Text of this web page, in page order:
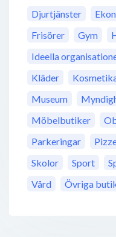
Djurtjänster
Frisörer
Gym
Ideella
Kläder
Museum
Möbelbutiker
Parkeringar
Skolor
Sport
Vård
Övriga